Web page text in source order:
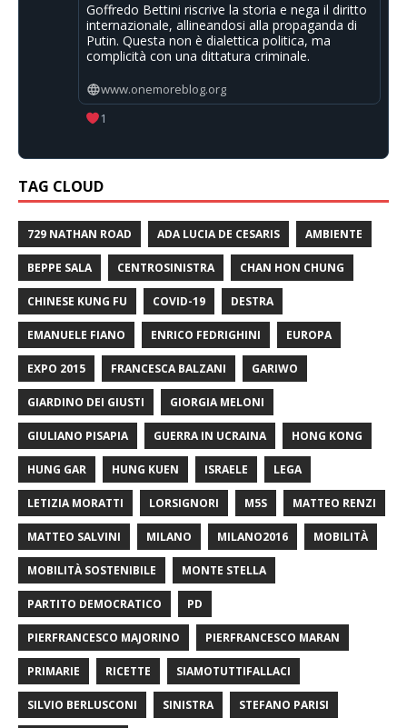
Goffredo Bettini riscrive la storia e nega il diritto
internazionale, allineandosi alla propaganda di
Putin. Questa non è dialettica politica, ma
complicità con una dittatura criminale.
www.onemoreblog.org
1
TAG CLOUD
729 NATHAN ROAD ADA LUCIA DE CESARIS AMBIENTE
BEPPE SALA CENTROSINISTRA CHAN HON CHUNG
CHINESE KUNG FU COVID-19 DESTRA
EMANUELE FIANO ENRICO FEDRIGHINI EUROPA
EXPO 2015 FRANCESCA BALZANI GARIWO
GIARDINO DEI GIUSTI GIORGIA MELONI
GIULIANO PISAPIA GUERRA IN UCRAINA HONG KONG
HUNG GAR HUNG KUEN ISRAELE LEGA
LETIZIA MORATTI LORSIGNORI M5S MATTEO RENZI
MATTEO SALVINI MILANO MILANO2016 MOBILITÀ
MOBILITÀ SOSTENIBILE MONTE STELLA
PARTITO DEMOCRATICO PD
PIERFRANCESCO MAJORINO PIERFRANCESCO MARAN
PRIMARIE RICETTE SIAMOTUTTIFALLACI
SILVIO BERLUSCONI SINISTRA STEFANO PARISI